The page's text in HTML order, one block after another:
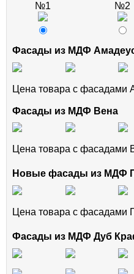
№1
№2
Фасады из МДФ
Цена товара с фасадами
Фасады из МДФ Вена
Цена товара с фасадами
Новые фасады из МДФ
Цена товара с
Фасады из МДФ Дуб